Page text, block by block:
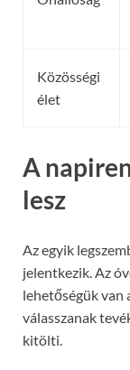
Közösségi
élet
A
lesz
Az egyik
jelentkezik. Az
lehetőségük van
válasszanak
kitölti.